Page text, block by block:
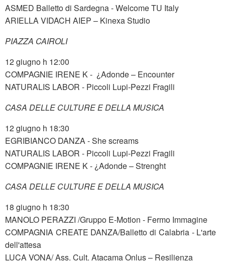
ASMED Balletto di Sardegna - Welcome TU Italy
ARIELLA VIDACH AIEP – Kinexa Studio
PIAZZA CAIROLI
12 giugno h 12:00
COMPAGNIE IRENE K - ¿Adonde – Encounter
NATURALIS LABOR - Piccoli Lupi-Pezzi Fragili
CASA DELLE CULTURE E DELLA MUSICA
12 giugno h 18:30
EGRIBIANCO DANZA - She screams
NATURALIS LABOR - Piccoli Lupi-Pezzi Fragili
COMPAGNIE IRENE K - ¿Adonde – Strenght
CASA DELLE CULTURE E DELLA MUSICA
18 giugno h 18:30
MANOLO PERAZZI /Gruppo E-Motion - Fermo Immagine
COMPAGNIA CREATE DANZA/Balletto di Calabria - L'arte
dell'attesa
LUCA VONA/ Ass. Cult. Atacama Onlus – Resilienza